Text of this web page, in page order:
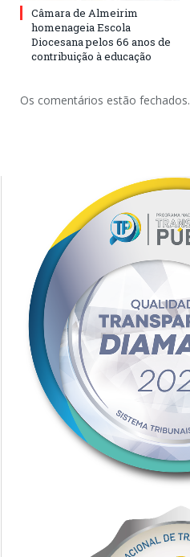
Câmara de Almeirim
homenageia Escola
Diocesana pelos 66 anos de
contribuição à educação
Os comentários estão fechados.